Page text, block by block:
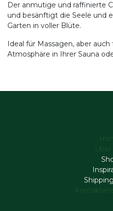
Der anmutige und raffinierte
und besänftigt die Seele und
Garten in voller Blüte.
Ideal für Massagen, aber
Atmosphäre in Ihrer Sauna
Über